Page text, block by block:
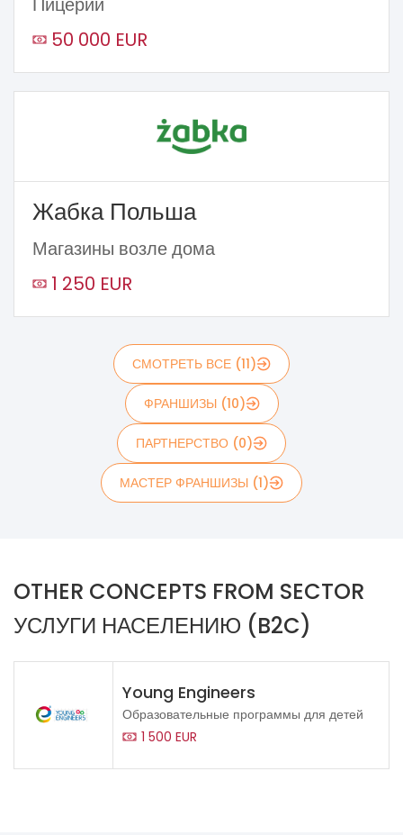
50 000 EUR
Жабка Польша
Магазины возле дома
1 250 EUR
СМОТРЕТЬ ВСЕ (11)
ФРАНШИЗЫ (10)
ПАРТНЕРСТВО (0)
МАСТЕР ФРАНШИЗЫ (1)
OTHER CONCEPTS FROM SECTOR
УСЛУГИ НАСЕЛЕНИЮ (B2C)
Young Engineers
Образовательные программы для детей
1 500 EUR